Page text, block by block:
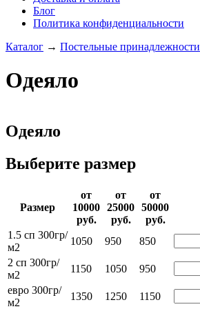
Блог
Политика конфиденциальности
Каталог → Постельные принадлежности
Одеяло
Одеяло
Выберите размер
Раз­мер
от
10000­
руб.
от
25000­
руб.
от
50000­
руб.
1.5 сп 300гр/
м2
1050 950
850
2 сп 300гр/
м2
1150 1050
950
евро 300гр/
м2
1350 1250 1150